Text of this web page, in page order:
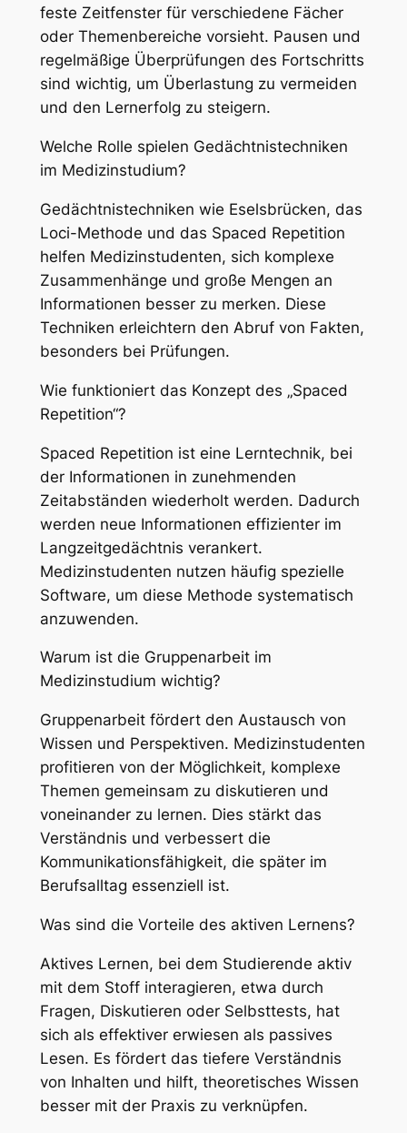
feste Zeitfenster für verschiedene Fächer
oder Themenbereiche vorsieht. Pausen und
regelmäßige Überprüfungen des Fortschritts
sind wichtig, um Überlastung zu vermeiden
und den Lernerfolg zu steigern.
Welche Rolle spielen Gedächtnistechniken
im Medizinstudium?
Gedächtnistechniken wie Eselsbrücken, das
Loci-Methode und das Spaced Repetition
helfen Medizinstudenten, sich komplexe
Zusammenhänge und große Mengen an
Informationen besser zu merken. Diese
Techniken erleichtern den Abruf von Fakten,
besonders bei Prüfungen.
Wie funktioniert das Konzept des „Spaced
Repetition“?
Spaced Repetition ist eine Lerntechnik, bei
der Informationen in zunehmenden
Zeitabständen wiederholt werden. Dadurch
werden neue Informationen effizienter im
Langzeitgedächtnis verankert.
Medizinstudenten nutzen häufig spezielle
Software, um diese Methode systematisch
anzuwenden.
Warum ist die Gruppenarbeit im
Medizinstudium wichtig?
Gruppenarbeit fördert den Austausch von
Wissen und Perspektiven. Medizinstudenten
profitieren von der Möglichkeit, komplexe
Themen gemeinsam zu diskutieren und
voneinander zu lernen. Dies stärkt das
Verständnis und verbessert die
Kommunikationsfähigkeit, die später im
Berufsalltag essenziell ist.
Was sind die Vorteile des aktiven Lernens?
Aktives Lernen, bei dem Studierende aktiv
mit dem Stoff interagieren, etwa durch
Fragen, Diskutieren oder Selbsttests, hat
sich als effektiver erwiesen als passives
Lesen. Es fördert das tiefere Verständnis
von Inhalten und hilft, theoretisches Wissen
besser mit der Praxis zu verknüpfen.